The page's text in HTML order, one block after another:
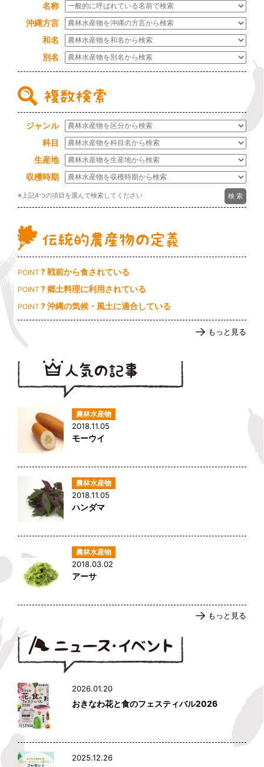
名称
沖縄方言
和名
別名
ジャンル
科目
生産地
収穫時期
※上記4つの項目を選んで検索してください
POINT ? 戦前から食されている
POINT ? 郷土料理に利用されている
POINT ? 沖縄の気候・風土に適合している
もっと見る
2018.11.05
モーウイ
2018.11.05
ハンダマ
2018.03.02
アーサ
もっと見る
2026.01.20
おきなわ花と食のフェスティバル2026
2025.12.26